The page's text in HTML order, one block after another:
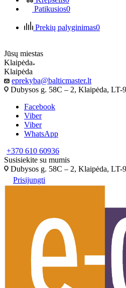
Patikusios0
Prekių palyginimas0
Jūsų miestas
Klaipėda
Klaipėda
eprekyba@balticmaster.lt
Dubysos g. 58C – 2, Klaipėda, LT-
Facebook
Viber
Viber
WhatsApp
+370 610 60936
Susisiekite su mumis
Dubysos g. 58C – 2, Klaipėda, LT-
Prisijungti